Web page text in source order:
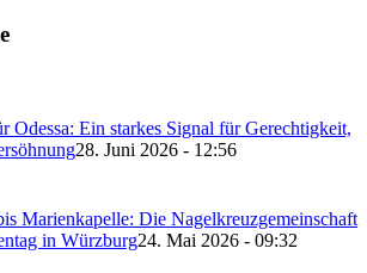
Odessa: Ein starkes Signal für Gerechtigkeit,
28. Juni 2026 - 12:56
Marienkapelle: Die Nagelkreuzgemeinschaft
in Würzburg24. Mai 2026 - 09:32